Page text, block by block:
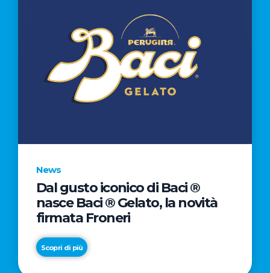
News
Dal gusto iconico di Baci ®
nasce Baci ® Gelato, la novità
firmata Froneri
Scopri di più